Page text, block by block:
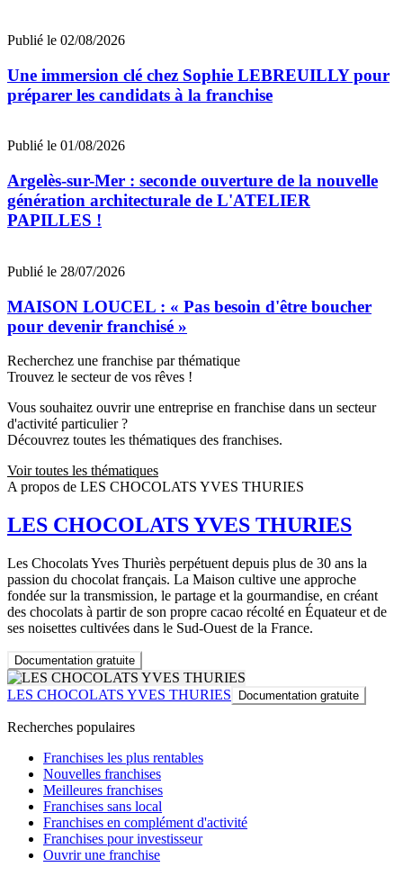
Publié le 02/08/2026
Une immersion clé chez Sophie LEBREUILLY pour
préparer les candidats à la franchise
Publié le 01/08/2026
Argelès-sur-Mer : seconde ouverture de la nouvelle
génération architecturale de L'ATELIER
PAPILLES !
Publié le 28/07/2026
MAISON LOUCEL : « Pas besoin d'être boucher
pour devenir franchisé »
Recherchez une franchise par thématique
Trouvez le secteur de vos rêves !
Vous souhaitez ouvrir une entreprise en franchise dans un secteur
d'activité particulier ?
Découvrez toutes les thématiques des franchises.
Voir toutes les thématiques
A propos de LES CHOCOLATS YVES THURIES
LES CHOCOLATS YVES THURIES
Les Chocolats Yves Thuriès perpétuent depuis plus de 30 ans la
passion du chocolat français. La Maison cultive une approche
fondée sur la transmission, le partage et la gourmandise, en créant
des chocolats à partir de son propre cacao récolté en Équateur et de
ses noisettes cultivées dans le Sud-Ouest de la France.
Documentation gratuite
LES CHOCOLATS YVES THURIES Documentation gratuite
Recherches populaires
Franchises les plus rentables
Nouvelles franchises
Meilleures franchises
Franchises sans local
Franchises en complément d'activité
Franchises pour investisseur
Ouvrir une franchise